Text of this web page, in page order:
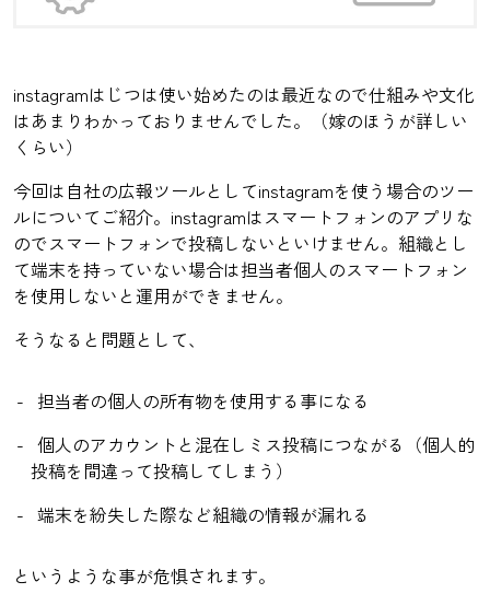
instagramはじつは使い始めたのは最近なので仕組みや文化
はあまりわかっておりませんでした。（嫁のほうが詳しい
くらい）
今回は自社の広報ツールとしてinstagramを使う場合のツー
ルについてご紹介。instagramはスマートフォンのアプリな
のでスマートフォンで投稿しないといけません。組織とし
て端末を持っていない場合は担当者個人のスマートフォン
を使用しないと運用ができません。
そうなると問題として、
担当者の個人の所有物を使用する事になる
個人のアカウントと混在しミス投稿につながる（個人的
投稿を間違って投稿してしまう）
端末を紛失した際など組織の情報が漏れる
というような事が危惧されます。